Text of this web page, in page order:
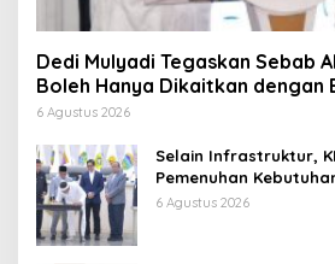
Dedi Mulyadi Tegaskan Sebab
Boleh Hanya Dikaitkan dengan
6 Agustus 2026
Selain Infrastruktur,
Pemenuhan
Jadi Fokus APBD Jabar
6 Agustus 2026